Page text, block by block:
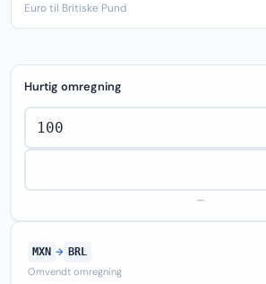
Euro til Britiske Pund
Hurtig omregning
—
MXN → BRL
Omvendt omregning